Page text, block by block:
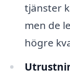
tjänster
men de
högre